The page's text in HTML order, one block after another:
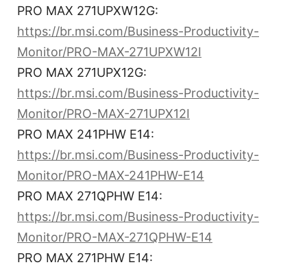
PRO MAX 271UPXW12G:
https://br.msi.com/Business-Productivity-
Monitor/PRO-MAX-271UPXW12I
PRO MAX 271UPX12G:
https://br.msi.com/Business-Productivity-
Monitor/PRO-MAX-271UPX12I
PRO MAX 241PHW E14:
https://br.msi.com/Business-Productivity-
Monitor/PRO-MAX-241PHW-E14
PRO MAX 271QPHW E14:
https://br.msi.com/Business-Productivity-
Monitor/PRO-MAX-271QPHW-E14
PRO MAX 271PHW E14: